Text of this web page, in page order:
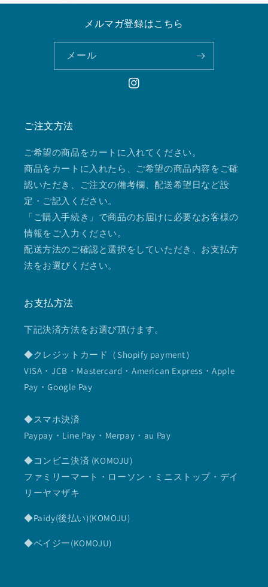
メルマガ登録はこちら
メール
Instagram
ご注文方法
ご希望の商品をカートに入れてください。
商品をカートに入れたら、ご希望の商品内容をご確
認いただき、ご注文の備考欄、配送希望日など設
定・ご記入ください。
「ご購入手続き」で商品のお届けに必要なお客様の
情報をご入力ください。
配送方法のご確認と選択をしていただき、お支払方
法をお選びください。
お支払方法
下記決済方法をお選び頂けます。
◆クレジットカード（Shopify payment）
VISA・JCB・Mastercard・American Express・Apple
Pay・Google Pay
◆スマホ決済
Paypay・Line Pay・Merpay・au Pay
◆コンビニ決済 (KOMOJU)
ファミリーマート・ローソン・ミニストップ・デイ
リーヤマザキ
◆Paidy(後払い)(KOMOJU)
◆ペイジー(KOMOJU)